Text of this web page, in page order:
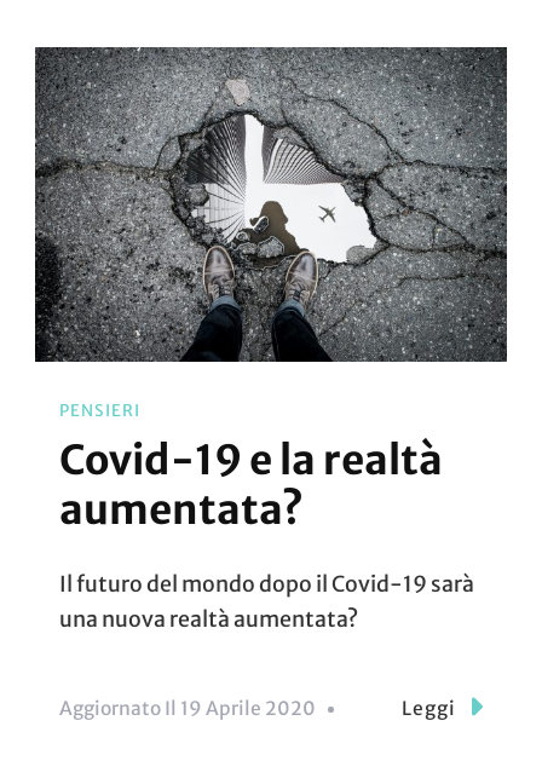
PENSIERI
Covid-19 e la realtà
aumentata?
Il futuro del mondo dopo il Covid-19 sarà
una nuova realtà aumentata?
Aggiornato Il 19 Aprile 2020 Leggi